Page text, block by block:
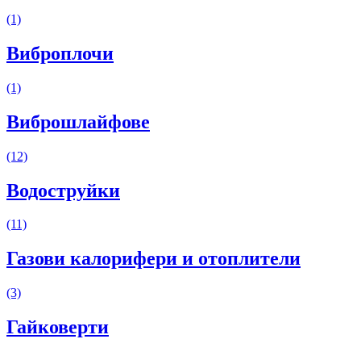
(1)
Виброплочи
(1)
Виброшлайфове
(12)
Водоструйки
(11)
Газови калорифери и отоплители
(3)
Гайковерти